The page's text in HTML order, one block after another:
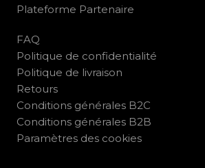
Plateforme Partenaire
FAQ
Politique de confidentialité
Politique de livraison
Retours
Conditions générales B2C
Conditions générales B2B
Paramètres des cookies